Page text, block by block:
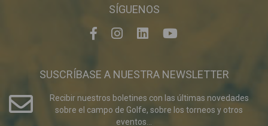
SÍGUENOS
SUSCRÍBASE A NUESTRA NEWSLETTER
Recibir nuestros boletines con las últimas novedades
sobre el campo de Golfe, sobre los torneos y otros
eventos...